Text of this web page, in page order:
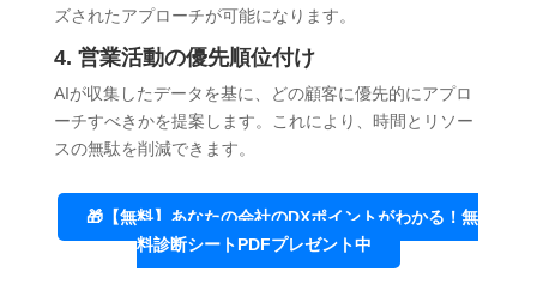
ズされたアプローチが可能になります。
4. 営業活動の優先順位付け
AIが収集したデータを基に、どの顧客に優先的にアプロ
ーチすべきかを提案します。これにより、時間とリソー
スの無駄を削減できます。
🎁【無料】あなたの会社のDXポイントがわかる！無
料診断シートPDFプレゼント中